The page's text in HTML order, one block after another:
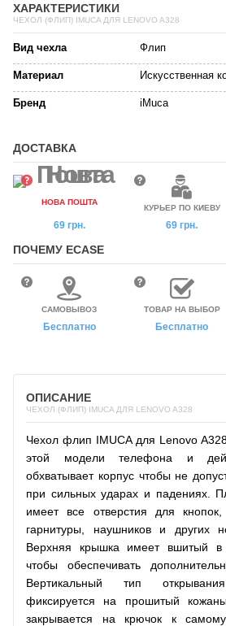
ХАРАКТЕРИСТИКИ
ЧЕХОЛ (ФЛИП) IMUCA ДЛЯ LENOVO A328
Вид чехла Флип
Материал Искусственная
Бренд iMuca
ДОСТАВКА
НОВА ПОШТА
69 грн.
КУРЬЕР ПО КИЕВУ
69 грн.
ПОЧЕМУ ECASE
САМОВЫВОЗ
Бесплатно
ТОВАР НА ВЫБОР
Бесплатно
ОПИСАНИЕ
ЧЕХОЛ (ФЛИП) IMUCA ДЛЯ LENOVO A328
Чехол флип IMUCA для Lenovo
этой модели телефона и
обхватывает корпус чтобы не
при сильных ударах и падениях.
имеет все отверстия для
гарнитуры, наушников и других
Верхняя крышка имеет вшитый в
чтобы обеспечивать
Вертикальный тип
фиксируется на прошитый
закрывается на крючок к